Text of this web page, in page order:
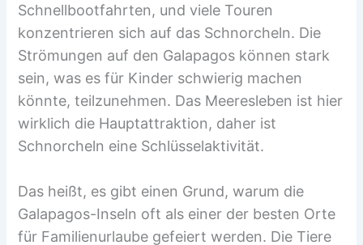
Schnellbootfahrten, und viele Touren
konzentrieren sich auf das Schnorcheln. Die
Strömungen auf den Galapagos können stark
sein, was es für Kinder schwierig machen
könnte, teilzunehmen. Das Meeresleben ist hier
wirklich die Hauptattraktion, daher ist
Schnorcheln eine Schlüsselaktivität.
Das heißt, es gibt einen Grund, warum die
Galapagos-Inseln oft als einer der besten Orte
für Familienurlaube gefeiert werden. Die Tiere